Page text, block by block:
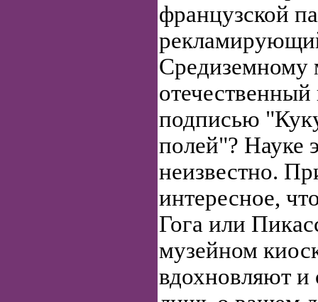
французской
подписью
полей"? Науке
неизвестно.
интересное,
Гога или
музейном
вдохновляют и